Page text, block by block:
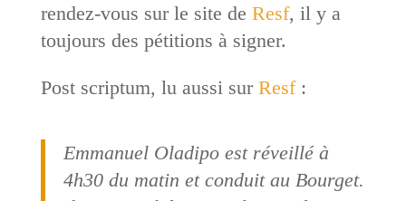
rendez-vous sur le site de Resf, il y a
toujours des pétitions à signer.
Post scriptum, lu aussi sur Resf:
Emmanuel Oladipo est réveillé à
4h30 du matin et conduit au Bourget.